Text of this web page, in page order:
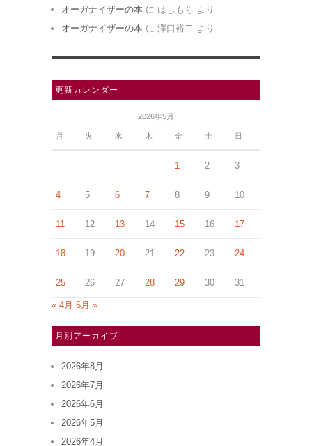
オーガナイザーの本 に はしもち より
オーガナイザーの本 に 澤口裕二 より
更新カレンダー
2026年5月
月 火 水 木 金 土 日
1 2 3
4 5 6 7 8 9 10
11 12 13 14 15 16 17
18 19 20 21 22 23 24
25 26 27 28 29 30 31
« 4月 6月 »
月別アーカイブ
2026年8月
2026年7月
2026年6月
2026年5月
2026年4月